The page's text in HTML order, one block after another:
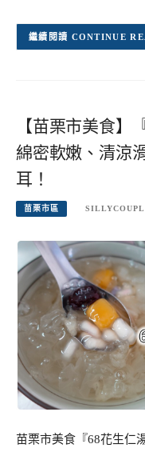
CONTINUE
【苗栗市美食】
綿密軟嫩、清涼
耳！
苗栗市區
苗栗市美食『68花生仁